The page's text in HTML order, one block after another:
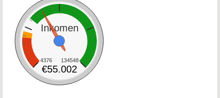
Inkomen
4376 134548
€55.002